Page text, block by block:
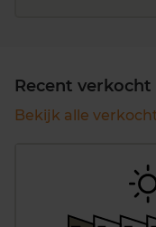
Recent
Bekijk alle